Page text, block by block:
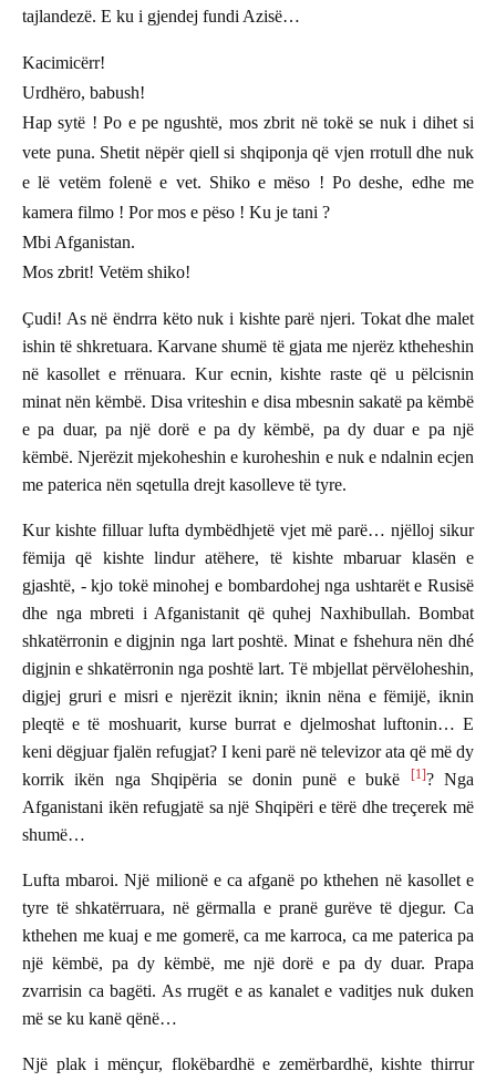
tajlandezë. E ku i gjendej fundi Azisë…
Kacimicërr!
Urdhëro, babush!
Hap sytë ! Po e pe ngushtë, mos zbrit në tokë se nuk i dihet si
vete puna. Shetit nëpër qiell si shqiponja që vjen rrotull dhe nuk
e lë vetëm folenë e vet. Shiko e mëso ! Po deshe, edhe me
kamera filmo ! Por mos e pëso ! Ku je tani ?
Mbi Afganistan.
Mos zbrit! Vetëm shiko!
Çudi! As në ëndrra këto nuk i kishte parë njeri. Tokat dhe malet
ishin të shkretuara. Karvane shumë të gjata me njerëz ktheheshin
në kasollet e rrënuara. Kur ecnin, kishte raste që u pëlcisnin
minat nën këmbë. Disa vriteshin e disa mbesnin sakatë pa këmbë
e pa duar, pa një dorë e pa dy këmbë, pa dy duar e pa një
këmbë. Njerëzit mjekoheshin e kuroheshin e nuk e ndalnin ecjen
me paterica nën sqetulla drejt kasolleve të tyre.
Kur kishte filluar lufta dymbëdhjetë vjet më parë… njëlloj sikur
fëmija që kishte lindur atëhere, të kishte mbaruar klasën e
gjashtë, - kjo tokë minohej e bombardohej nga ushtarët e Rusisë
dhe nga mbreti i Afganistanit që quhej Naxhibullah. Bombat
shkatërronin e digjnin nga lart poshtë. Minat e fshehura nën dhé
digjnin e shkatërronin nga poshtë lart. Të mbjellat përvëloheshin,
digjej gruri e misri e njerëzit iknin; iknin nëna e fëmijë, iknin
pleqtë e të moshuarit, kurse burrat e djelmoshat luftonin… E
keni dëgjuar fjalën refugjat? I keni parë në televizor ata që më dy
korrik ikën nga Shqipëria se donin punë e bukë
[1]? Nga
Afganistani ikën refugjatë sa një Shqipëri e tërë dhe treçerek më
shumë…
Lufta mbaroi. Një milionë e ca afganë po kthehen në kasollet e
tyre të shkatërruara, në gërmalla e pranë gurëve të djegur. Ca
kthehen me kuaj e me gomerë, ca me karroca, ca me paterica pa
një këmbë, pa dy këmbë, me një dorë e pa dy duar. Prapa
zvarrisin ca bagëti. As rrugët e as kanalet e vaditjes nuk duken
më se ku kanë qënë…
Një plak i mënçur, flokëbardhë e zemërbardhë, kishte thirrur